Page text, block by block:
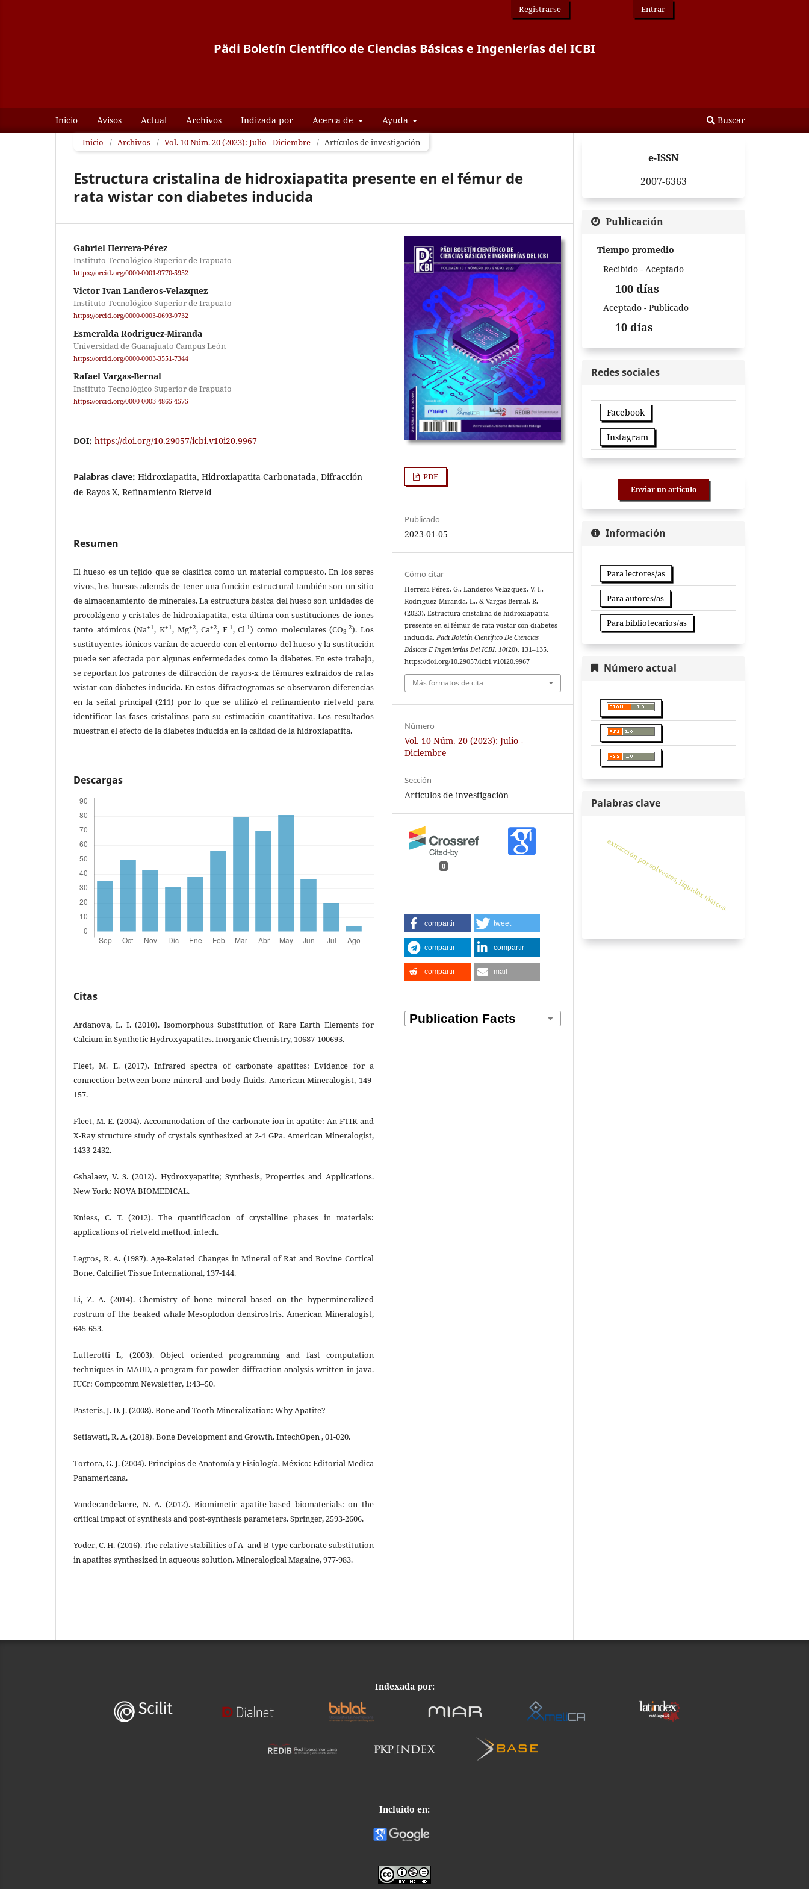
Pädi Boletín Científico de Ciencias Básicas e Ingenierías del ICBI
Inicio Avisos Actual Archivos Indizada por Acerca de Ayuda Buscar
Registrarse Entrar
Inicio / Archivos / Vol. 10 Núm. 20 (2023): Julio - Diciembre / Artículos de investigación
Estructura cristalina de hidroxiapatita presente en el fémur de
rata wistar con diabetes inducida
Gabriel Herrera-Pérez
Instituto Tecnológico Superior de Irapuato
https://orcid.org/0000-0001-9770-5952
Victor Ivan Landeros-Velazquez
Instituto Tecnológico Superior de Irapuato
https://orcid.org/0000-0003-0693-9732
Esmeralda Rodriguez-Miranda
Universidad de Guanajuato Campus León
https://orcid.org/0000-0003-3551-7344
Rafael Vargas-Bernal
Instituto Tecnológico Superior de Irapuato
https://orcid.org/0000-0003-4865-4575
DOI: https://doi.org/10.29057/icbi.v10i20.9967
Palabras clave: Hidroxiapatita, Hidroxiapatita-Carbonatada, Difracción
de Rayos X, Refinamiento Rietveld
Resumen
El hueso es un tejido que se clasifica como un material compuesto. En los seres
vivos, los huesos además de tener una función estructural también son un sitio
de almacenamiento de minerales. La estructura básica del hueso son unidades de
procolágeno y cristales de hidroxiapatita, esta última con sustituciones de iones
tanto atómicos (Na+1, K+1, Mg+2, Ca+2, F-1, Cl-1) como moleculares (CO3
-2). Los
sustituyentes iónicos varían de acuerdo con el entorno del hueso y la sustitución
puede ser afectada por algunas enfermedades como la diabetes. En este trabajo,
se reportan los patrones de difracción de rayos-x de fémures extraídos de ratas
wistar con diabetes inducida. En estos difractogramas se observaron diferencias
en la señal principal (211) por lo que se utilizó el refinamiento rietveld para
identificar las fases cristalinas para su estimación cuantitativa. Los resultados
muestran el efecto de la diabetes inducida en la calidad de la hidroxiapatita.
Descargas
Citas
Ardanova, L. I. (2010). Isomorphous Substitution of Rare Earth Elements for
Calcium in Synthetic Hydroxyapatites. Inorganic Chemistry, 10687-100693.
Fleet, M. E. (2017). Infrared spectra of carbonate apatites: Evidence for a
connection between bone mineral and body fluids. American Mineralogist, 149-
157.
Fleet, M. E. (2004). Accommodation of the carbonate ion in apatite: An FTIR and
X-Ray structure study of crystals synthesized at 2-4 GPa. American Mineralogist,
1433-2432.
Gshalaev, V. S. (2012). Hydroxyapatite; Synthesis, Properties and Applications.
New York: NOVA BIOMEDICAL.
Kniess, C. T. (2012). The quantificacion of crystalline phases in materials:
applications of rietveld method. intech.
Legros, R. A. (1987). Age-Related Changes in Mineral of Rat and Bovine Cortical
Bone. Calcifiet Tissue International, 137-144.
Li, Z. A. (2014). Chemistry of bone mineral based on the hypermineralized
rostrum of the beaked whale Mesoplodon densirostris. American Mineralogist,
645-653.
Lutterotti L, (2003). Object oriented programming and fast computation
techniques in MAUD, a program for powder diffraction analysis written in java.
IUCr: Compcomm Newsletter, 1:43–50.
Pasteris, J. D. J. (2008). Bone and Tooth Mineralization: Why Apatite?
Setiawati, R. A. (2018). Bone Development and Growth. IntechOpen , 01-020.
Tortora, G. J. (2004). Principios de Anatomía y Fisiología. México: Editorial Medica
Panamericana.
Vandecandelaere, N. A. (2012). Biomimetic apatite-based biomaterials: on the
critical impact of synthesis and post-synthesis parameters. Springer, 2593-2606.
Yoder, C. H. (2016). The relative stabilities of A- and B-type carbonate substitution
in apatites synthesized in aqueous solution. Mineralogical Magaine, 977-983.
PDF
Publicado
2023-01-05
Cómo citar
Herrera-Pérez, G., Landeros-Velazquez, V. I.,
Rodriguez-Miranda, E., & Vargas-Bernal, R.
(2023). Estructura cristalina de hidroxiapatita
presente en el fémur de rata wistar con diabetes
inducida.Pädi Boletín Científico De Ciencias
Básicas E Ingenierías Del ICBI,10(20), 131–135.
https://doi.org/10.29057/icbi.v10i20.9967
Más formatos de cita
Número
Vol. 10 Núm. 20 (2023): Julio -
Diciembre
Sección
Artículos de investigación
0
compartir tweet
compartir compartir
compartir mail
e-ISSN
2007-6363
Publicación
Tiempo promedio
Recibido - Aceptado
100 días
Aceptado - Publicado
10 días
Redes sociales
Facebook
Instagram
Enviar un artículo
Información
Para lectores/as
Para autores/as
Para bibliotecarios/as
Número actual
Palabras clave
extracción por solventes, líquidos iónicos.
Indexada por:
Incluido en: